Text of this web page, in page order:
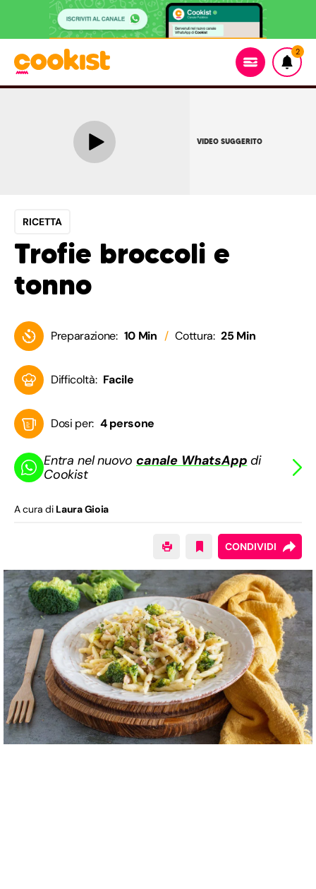
2
VIDEO SUGGERITO
RICETTA
Trofie broccoli e
tonno
Preparazione: 10 Min Cottura: 25 Min
Difficoltà: Facile
Dosi per: 4 persone
Entra nel nuovocanale WhatsApp di
Cookist
A cura di Laura Gioia
CONDIVIDI